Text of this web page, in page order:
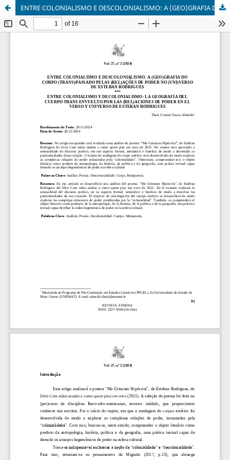
ENTRE COLONIALISMO E DESCOLONIALISMO: A (GEO)GRAFIA DO CORPO (TRANS)PASSADO PELAS (REL)AÇÕES DE PODER NO (UNI)VERSO DE ESTEBAN RODRIGUES/ENTRE COLONIALISMO Y DECOLONIALISMO: LA GEOGRAFÍA DEL CUERPO TRANS ENVUELTO POR LAS (REL)ACIONES DE PODER EN EL VERSO Y UNIVERSO DE ESTEBAN RODRIGUES